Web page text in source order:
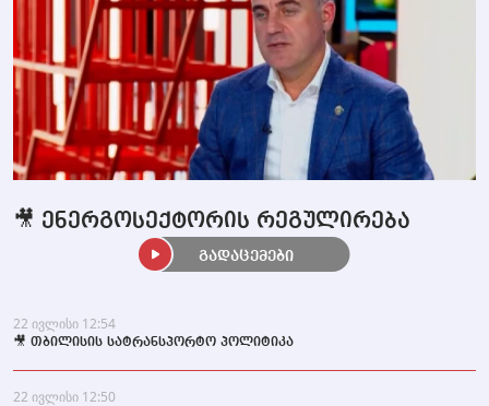
22 ივლისი 12:54
🎥 თბილისის სატრანსპორტო პოლიტიკა
22 ივლისი 12:50
🎥 ენერგოსექტორის რეგულირება
გადაცემები